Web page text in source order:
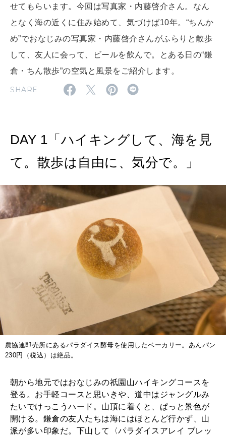
MAGAZINE
特集
2026年9月号「北海道 おいしく遊ぶ、夏のご褒美旅。」
2026年8月号『お茶の時間です。』
2026年7月号「鎌倉 ローカルが 教えてくれた 本当の歩き方。」
2026年5月号「“大好き”に出会いに。韓国」
2026年4月号「未来をつくる、学びの教科書。」
2026年3月号「スイーツ予想図 2026」
2026年1月号「猫がいれば、幸せ」
2025年12月号「お酒の新常識。」
MAGAZINE
FOLLOW US!
せてもらいます。今回は写真家・内藤啓介さん。なん
となく海の近くに住み始めて、気づけば10年。“ちんか
め”でおなじみの写真家・内藤啓介さんがふらりと散歩
して、友人に会って、ビールを飲んで。とある日の“鎌
倉・ちん散歩”の空気と風景をご紹介します。
SHARE
DAY 1「ハイキングして、海を見
て。散歩は自由に、気分で。」
農協連即売所にあるパラダイス酵母を使用したベーカリー。あんパン
230円（税込）は絶品。
朝から地元ではおなじみの祇園山ハイキングコースを
登る。お手軽コースと思いきや、道中はジャングルみ
たいでけっこうハード。山頂に着くと、ぱっと景色が
開ける。鎌倉の友人たちは海にはほとんど行かず、山
派が多い印象だ。下山して〈パラダイスアレイ ブレッ